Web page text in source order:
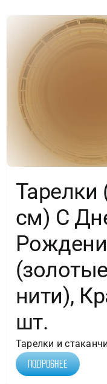
шт.
Тарелки
см) С
(золотые
нити),
шт.
Тарелки и
Подробнее